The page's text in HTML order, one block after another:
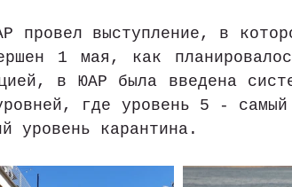
провел выступление, в
1 мая, как
в ЮАР была введена
где уровень 5 -
уровень карантина.